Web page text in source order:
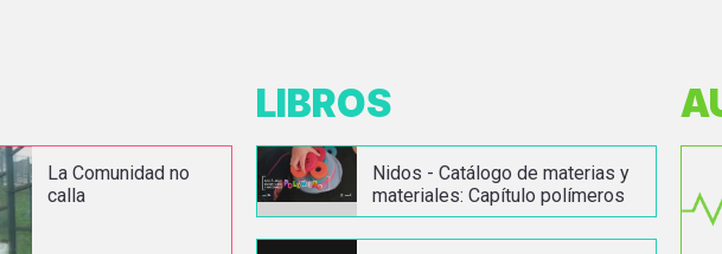
La Comunidad no
calla
LIBROS
Nidos - Catálogo de materias y
materiales: Capítulo polímeros